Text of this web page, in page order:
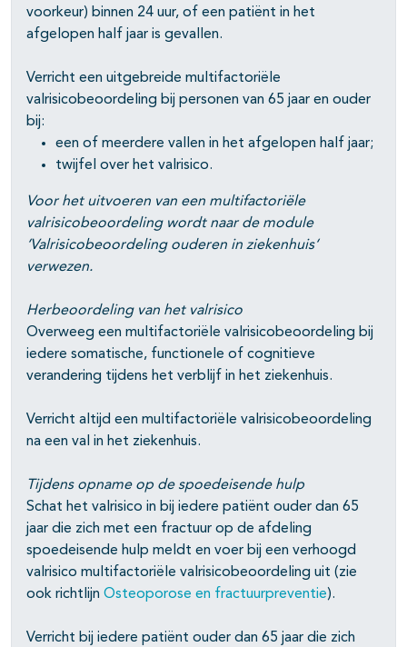
voorkeur) binnen 24 uur, of een patiënt in het
afgelopen half jaar is gevallen.
Verricht een uitgebreide multifactoriële
valrisicobeoordeling bij personen van 65 jaar en ouder
bij:
een of meerdere vallen in het afgelopen half jaar;
twijfel over het valrisico.
Voor het uitvoeren van een multifactoriële
valrisicobeoordeling wordt naar de module
‘Valrisicobeoordeling ouderen in ziekenhuis‘
verwezen.
Herbeoordeling van het valrisico
Overweeg een multifactoriële valrisicobeoordeling bij
iedere somatische, functionele of cognitieve
verandering tijdens het verblijf in het ziekenhuis.
Verricht altijd een multifactoriële valrisicobeoordeling
na een val in het ziekenhuis.
Tijdens opname op de spoedeisende hulp
Schat het valrisico in bij iedere patiënt ouder dan 65
jaar die zich met een fractuur op de afdeling
spoedeisende hulp meldt en voer bij een verhoogd
valrisico multifactoriële valrisicobeoordeling uit (zie
ook richtlijn Osteoporose en fractuurpreventie).
Verricht bij iedere patiënt ouder dan 65 jaar die zich